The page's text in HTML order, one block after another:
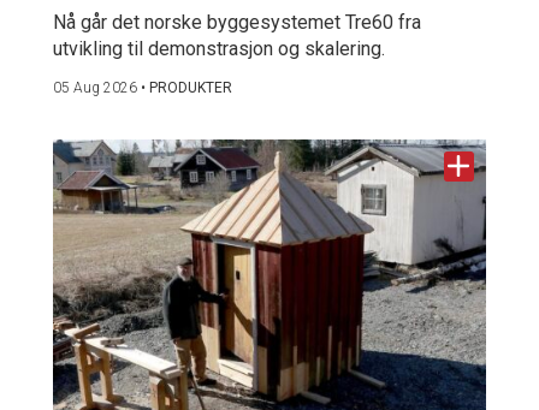
Nå går det norske byggesystemet Tre60 fra
utvikling til demonstrasjon og skalering.
05 Aug 2026 • PRODUKTER